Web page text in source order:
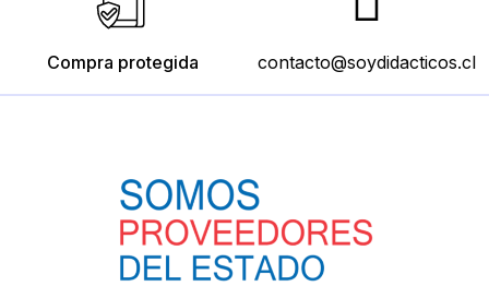
Compra protegida contacto@soydidacticos.cl